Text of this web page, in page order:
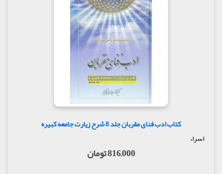
کتاب ادب فنای مقربان جلد 8 شرح زیارت جامعه کبیره
اسراء
816,000 تومان